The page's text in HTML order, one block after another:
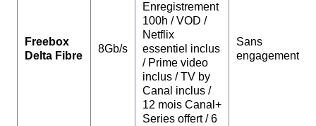
Freebox
Delta Fibre
8Gb/s
Enregistrement
100h / VOD /
Netflix
essentiel inclus
/ Prime video
inclus / TV by
Canal inclus /
12 mois Canal+
Series offert / 6
Sans
engagement